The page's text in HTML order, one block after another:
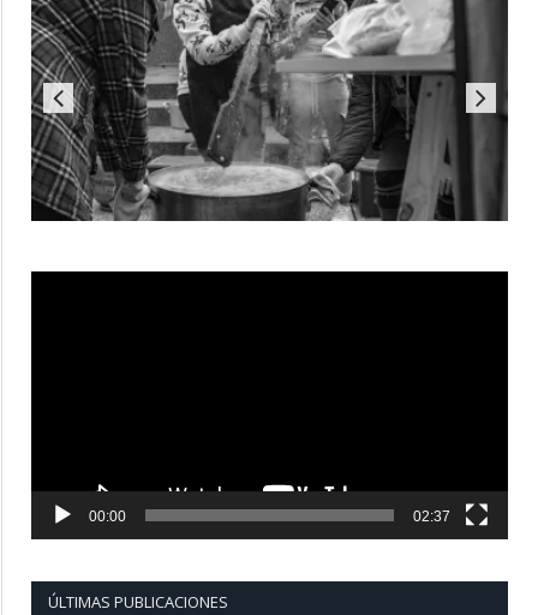
00:00 02:37
ÚLTIMAS PUBLICACIONES